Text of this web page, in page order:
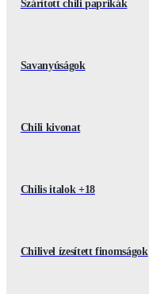
Szárított chili paprikák
Savanyúságok
Chili kivonat
Chilis italok +18
Chilivel ízesített finomságok